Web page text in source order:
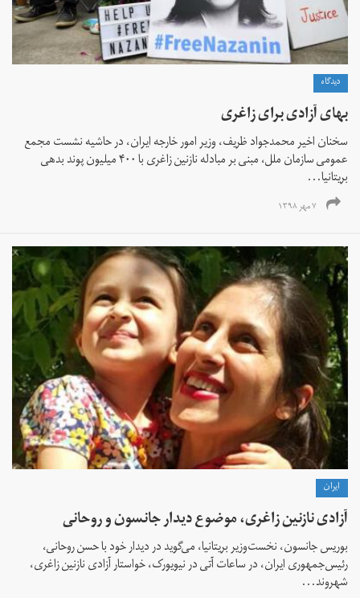
دیدگاه
بهای آزادی برای زاغری
سخنان اخیر محمدجواد ظریف، وزیر امور خارجه ایران، در حاشیه نشست مجمع
عمومی سازمان ملل، مبنی‌ بر مبادله نازنین زاغری با ۴۰۰ میلیون پوند بدهی
بریتانیا...
۷ مهر ۱۳۹۸
ايران
آزادی نازنین زاغری، موضوع دیدار جانسون و روحانی
بوریس جانسون، نخست‌وزیر بریتانیا، می‌گوید در دیدار خود با حسن روحانی،
رئیس‌جمهوری ایران، در ساعات آتی در نیویورک، خواستار آزادی نازنین زاغری،
شهروند...